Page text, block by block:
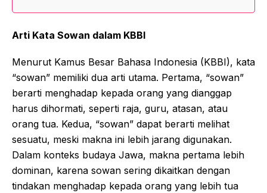
Arti Kata Sowan dalam KBBI
Menurut Kamus Besar Bahasa Indonesia (KBBI), kata
“sowan” memiliki dua arti utama. Pertama, “sowan”
berarti menghadap kepada orang yang dianggap
harus dihormati, seperti raja, guru, atasan, atau
orang tua. Kedua, “sowan” dapat berarti melihat
sesuatu, meski makna ini lebih jarang digunakan.
Dalam konteks budaya Jawa, makna pertama lebih
dominan, karena sowan sering dikaitkan dengan
tindakan menghadap kepada orang yang lebih tua